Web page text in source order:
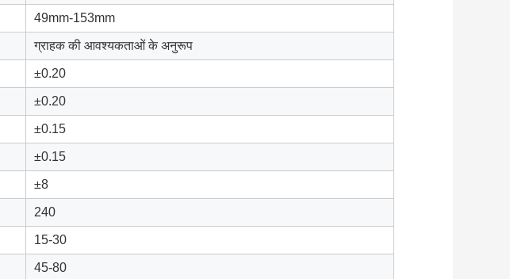
49mm-153mm
ग्राहक की आवश्यकताओं के अनुरूप
±0.20
±0.20
±0.15
±0.15
±8
240
15-30
45-80